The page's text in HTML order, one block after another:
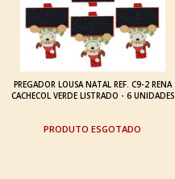
PREGADOR LOUSA NATAL REF. C9-2 RENA
CACHECOL VERDE LISTRADO - 6 UNIDADES
ESGOTADO